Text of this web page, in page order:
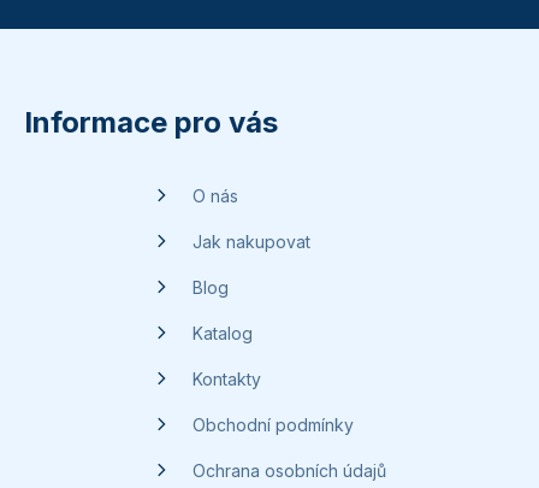
Informace pro vás
O nás
Jak nakupovat
Blog
Katalog
Kontakty
Obchodní podmínky
Ochrana osobních údajů